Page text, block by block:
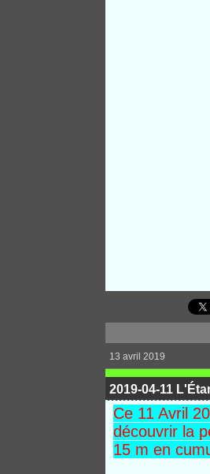
13 avril 2019
2019-04-11
Ce 11 Avril
découvrir la
15 m en